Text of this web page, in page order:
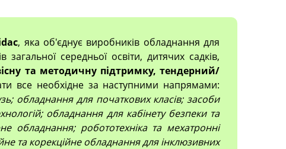
, яка об'єднує виробників обладнання для
загальної середньої освіти, дитячих садків,
та методичну підтримку, тендерний/
все необхідне за наступними напрямами:
обладнання для початкових класів; засоби
обладнання для кабінету безпеки та
обладнання; робототехніка та мехатронні
та корекційне обладнання для інклюзивних